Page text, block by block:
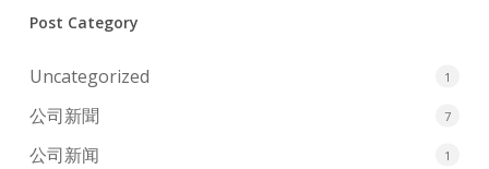
Post Category
Uncategorized 1
公司新聞 7
公司新闻 1